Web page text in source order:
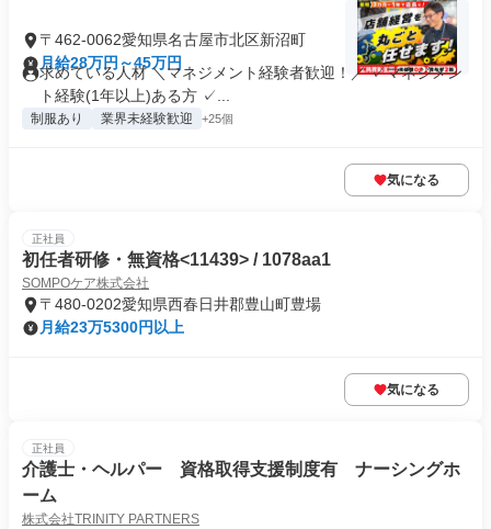
〒462-0062愛知県名古屋市北区新沼町
月給28万円～45万円
求めている人材 ＼マネジメント経験者歓迎！／ ✓マネジメン
ト経験(1年以上)ある方 ✓...
制服あり 業界未経験歓迎 +25個
気になる
正社員
初任者研修・無資格<11439> / 1078aa1
SOMPOケア株式会社
〒480-0202愛知県西春日井郡豊山町豊場
月給23万5300円以上
気になる
正社員
介護士・ヘルパー 資格取得支援制度有 ナーシングホ
ーム
株式会社TRINITY PARTNERS